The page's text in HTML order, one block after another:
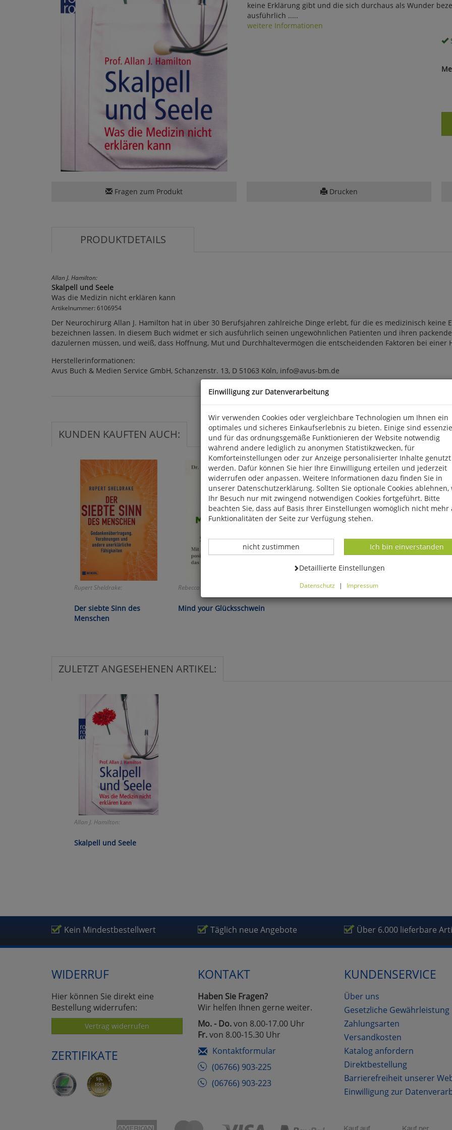
keine Erklärung gibt und die sich durchaus als Wunder
ausführlich .....
weitere Informationen
Fragen zum Produkt Drucken
PRODUKTDETAILS
Allan J. Hamilton:
Skalpell und Seele
Was die Medizin nicht erklären kann
Artikelnummer: 6106954
Der Neurochirurg Allan J. Hamilton hat in über 30 Berufsjahren zahlreiche Dinge erlebt, für die es medizinisch
bezeichnen lassen. In diesem Buch widmet er sich ausführlich seinen ungewöhnlichen Patienten und ihren
dazulernen müssen, und weiß, dass Hoffnung, Mut und Durchhaltevermögen die entscheidenden Faktoren bei einer
Herstellerinformationen:
Avus Buch & Medien Service GmbH, Schanzenstr. 13, D 51063 Köln, info@avus-bm.de
KUNDEN KAUFTEN AUCH:
Rupert Sheldrake:
Der siebte Sinn des
Menschen
Rebecca Böhme:
Mind your Glücksschwein
ZULETZT ANGESEHENEN ARTIKEL:
Allan J. Hamilton:
Skalpell und Seele
Kein Mindestbestellwert Täglich neue Angebote Über 6.000 lieferbare
WIDERRUF
Hier können Sie direkt eine
Bestellung widerrufen:
Vertrag widerrufen
ZERTIFIKATE
KONTAKT
Haben Sie Fragen?
Wir helfen Ihnen gerne weiter.
Mo. - Do.von 8.00-17.00 Uhr
Fr.von 8.00-15.30 Uhr
Kontaktformular
(06766) 903-225
(06766) 903-223
KUNDENSERVICE
Über uns
Gesetzliche Gewährleistung
Zahlungsarten
Versandkosten
Katalog anfordern
Direktbestellung
Barrierefreiheit unserer
Einwilligung zur
Einwilligung zur Datenverarbeitung
Wir verwenden Cookies oder vergleichbare Technologien um Ihnen ein
optimales und sicheres Einkaufserlebnis zu bieten. Einige sind
und für das ordnungsgemäße Funktionieren der Website notwendig
während andere lediglich zu anonymen Statistikzwecken, für
Komforteinstellungen oder zur Anzeige personalisierter Inhalte genutzt
werden. Dafür können Sie hier Ihre Einwilligung erteilen und jederzeit
widerrufen oder anpassen. Weitere Informationen dazu finden Sie in
unserer Datenschutzerklärung. Sollten Sie optionale Cookies ablehnen,
Ihr Besuch nur mit zwingend notwendigen Cookies fortgeführt. Bitte
beachten Sie, dass auf Basis Ihrer Einstellungen womöglich nicht mehr
Funktionalitäten der Seite zur Verfügung stehen.
Datenverarbeitung -
Ich bin einverstanden
Datenverarbeitung -
nicht zustimmen
Datenverarbeitung -
Detaillierte Einstellungen
Datenschutz | Impressum
Cookies ablehnen, wird Ihr Besuch nur mit zwingend notwendigen